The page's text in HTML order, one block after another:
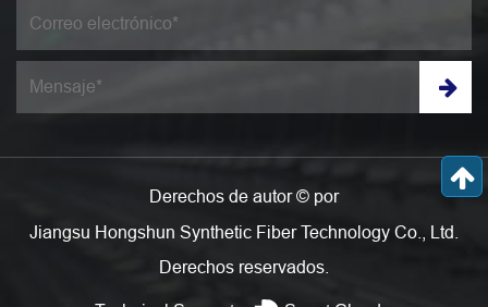
Derechos de autor © por
Jiangsu Hongshun Synthetic Fiber Technology Co., Ltd.
Derechos reservados.